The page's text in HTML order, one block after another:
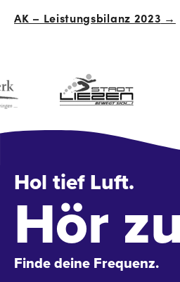
AK – Leistungsbilanz 2023 →
Hol tief Luft.
Hör
Finde deine Frequenz.